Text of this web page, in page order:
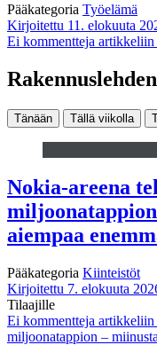
Pääkategoria Työelämä
Kirjoitettu 11. elokuuta
Ei kommentteja artikkeliin
Tänään Tällä viikolla
Nokia-areena
aiempaa
Pääkategoria Kiinteistöt
Kirjoitettu 7. elokuuta
Tilaajille
Ei kommentteja artikkeliin
miljoonatappion –